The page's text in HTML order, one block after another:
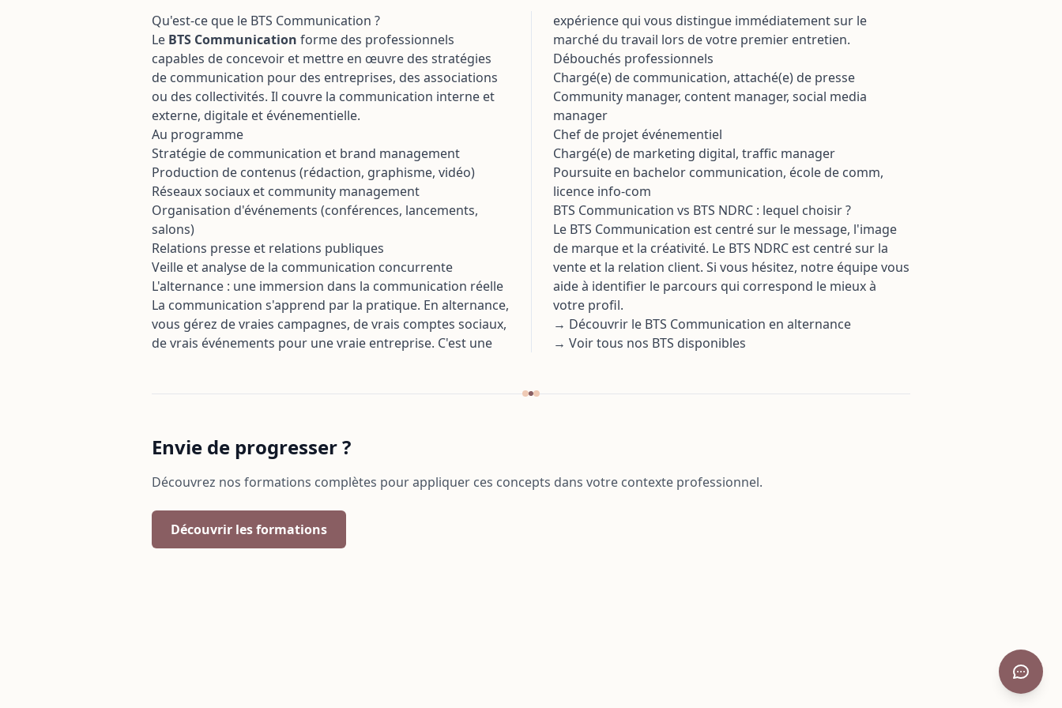
Formation Améliorer l'efficacité
de sa TPE grâce à l'IA
Formation Sensibilisation au
matériaux
Transition écologique &
optimisation de la gestion des
paysage, agricole ou artisanal
Transition écologique en
entreprise automobile
Qu'est-ce que le BTS Communication ?
Le BTS Communication forme des professionnels
capables de concevoir et mettre en œuvre des stratégies
de communication pour des entreprises, des associations
ou des collectivités. Il couvre la communication interne et
externe, digitale et événementielle.
Au programme
Stratégie de communication et brand management
Production de contenus (rédaction, graphisme, vidéo)
Réseaux sociaux et community management
Organisation d'événements (conférences, lancements,
salons)
Relations presse et relations publiques
Veille et analyse de la communication concurrente
L'alternance : une immersion dans la communication réelle
La communication s'apprend par la pratique. En alternance,
vous gérez de vraies campagnes, de vrais comptes sociaux,
de vrais événements pour une vraie entreprise. C'est une
expérience qui vous distingue immédiatement sur le
marché du travail lors de votre premier entretien.
Débouchés professionnels
Chargé(e) de communication, attaché(e) de presse
Community manager, content manager, social media
manager
Chef de projet événementiel
Chargé(e) de marketing digital, traffic manager
Poursuite en bachelor communication, école de comm,
licence info-com
BTS Communication vs BTS NDRC : lequel choisir ?
Le BTS Communication est centré sur le message, l'image
de marque et la créativité. Le BTS NDRC est centré sur la
vente et la relation client. Si vous hésitez, notre équipe vous
aide à identifier le parcours qui correspond le mieux à
votre profil.
→ Découvrir le BTS Communication en alternance
→ Voir tous nos BTS disponibles
Envie de progresser ?
Découvrez nos formations complètes pour appliquer ces concepts dans votre contexte professionnel.
Découvrir les formations